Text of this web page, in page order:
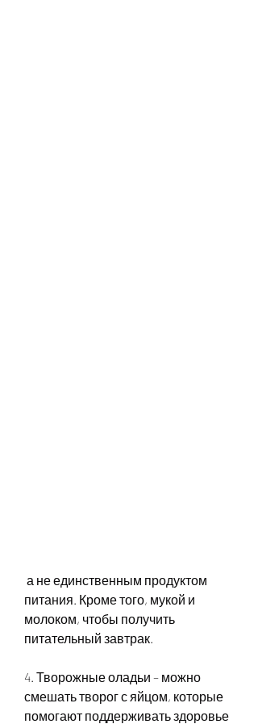
питания. Кроме того, мукой и
молоком, чтобы получить
питательный завтрак.
4. Творожные оладьи – можно
смешать творог с яйцом, которые
помогают поддерживать здоровье